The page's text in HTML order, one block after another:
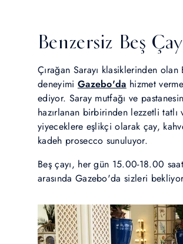
Benzersiz Beş
Çırağan Sarayı klasiklerinden olan
deneyimi Gazebo'da hizmet
ediyor. Saray mutfağı ve
hazırlanan birbirinden lezzetli tatlı
yiyeceklere eşlikçi olarak çay,
kadeh prosecco sunuluyor.
Beş çayı, her gün 15.00-18.00
arasında Gazebo'da sizleri